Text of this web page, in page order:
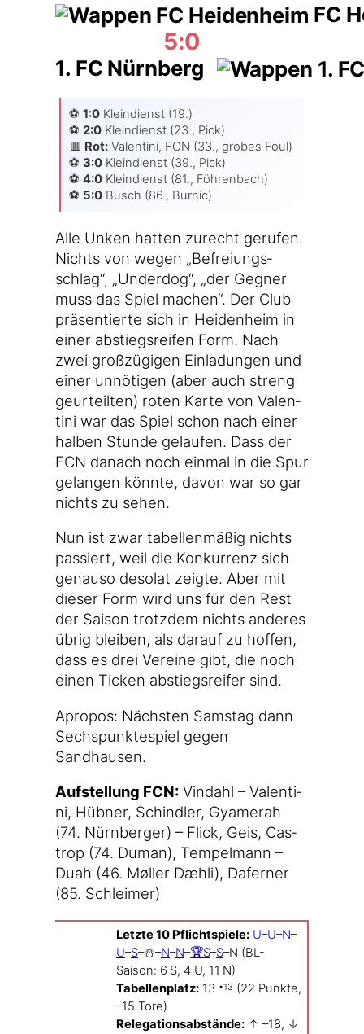
FC
5:0
1. FC Nürnberg
⚽️ 1:0Klein­dienst (19.)
⚽️ 2:0Klein­dienst (23., Pick)
🟥 Rot:Valen­ti­ni, FCN (33., gro­bes Foul)
⚽️ 3:0Klein­dienst (39., Pick)
⚽️ 4:0Klein­dienst (81., Föh­ren­bach)
⚽️ 5:0Busch (86., Burnic)
Alle Unken hat­ten zurecht geru­fen.
Nichts von wegen „Befrei­ungs­
schlag“, „Under­dog“, „der Geg­ner
muss das Spiel machen“. Der Club
prä­sen­tier­te sich in Hei­den­heim in
einer abstiegs­rei­fen Form. Nach
zwei groß­zü­gi­gen Ein­la­dun­gen und
einer unnö­ti­gen (aber auch streng
geur­teil­ten) roten Kar­te von Valen­
ti­ni war das Spiel schon nach einer
hal­ben Stun­de gelau­fen. Dass der
FCN danach noch ein­mal in die Spur
gelan­gen könn­te, davon war so gar
nichts zu sehen.
Nun ist zwar tabel­len­mä­ßig nichts
pas­siert, weil die Kon­kur­renz sich
genau­so deso­lat zeig­te. Aber mit
die­ser Form wird uns für den Rest
der Sai­son trotz­dem nichts ande­res
übrig blei­ben, als dar­auf zu hof­fen,
dass es drei Ver­ei­ne gibt, die noch
einen Ticken abstiegs­rei­fer sind.
Apro­pos: Nächs­ten Sams­tag dann
Sechs­punk­te­spiel gegen
Sandhausen.
Auf­stel­lung FCN: Vin­dahl – Valen­ti­
ni, Hüb­ner, Schind­ler, Gya­me­rah
(74. Nürn­ber­ger) – Flick, Geis, Cas­
trop (74. Duman), Tem­pel­mann –
Duah (46. Møl­ler Dæh­li), Dafer­ner
(85. Schleimer)
Letz­te 10 Pflicht­spie­le: U–U–N–
U–S–☃️–N–N–🏆S–S–N (BL-
Saison: 6 S, 4 U, 11 N)
Tabel­len­platz: 13 •13 (22 Punk­te,
–15 Tore)
Rele­ga­ti­ons­ab­stän­de: ↑ –18, ↓